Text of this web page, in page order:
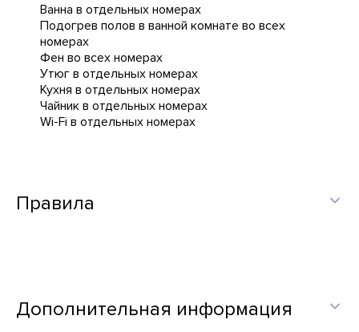
Ванна в отдельных номерах
Подогрев полов в ванной комнате во всех
номерах
Фен во всех номерах
Утюг в отдельных номерах
Кухня в отдельных номерах
Чайник в отдельных номерах
Wi-Fi в отдельных номерах
Правила
Дополнительная информация